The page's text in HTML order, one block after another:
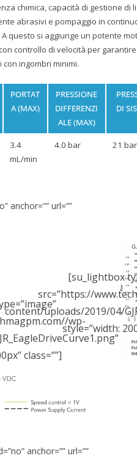
chimica, capacità di gestione di
abrasivi e pompaggio in
questo si aggiunge un potente
controllo di velocità per
ingombri minimi.
PORTAT
A (MAX)
PRESSIONE
DIFFERENZI
ALE (MAX)
DI
3.4
mL/min
4.0 bar 21 bar
anchor=”” url=””
wp-
class=””]
[su_lightbox
src=”https://
content/uploads/2019/04/
style=”width:
anchor=”” url=””